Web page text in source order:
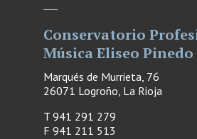
Conservatorio
Música Eliseo Pinedo
Marqués de Murrieta, 76
26071 Logroño, La Rioja
T 941 291 279
F 941 211 513